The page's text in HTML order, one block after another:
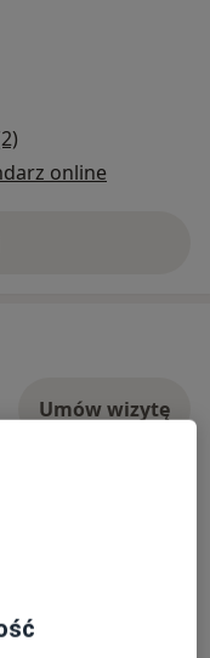
online
Umów wizytę